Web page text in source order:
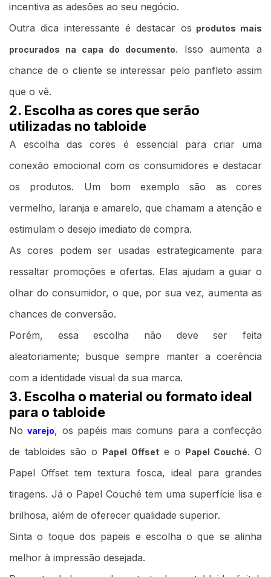
incentiva as adesões ao seu negócio.
Outra dica interessante é destacar os produtos mais
procurados na capa do documento. Isso aumenta a
chance de o cliente se interessar pelo panfleto assim
que o vê.
2. Escolha as cores que serão
utilizadas no tabloide
A escolha das cores é essencial para criar uma
conexão emocional com os consumidores e destacar
os produtos. Um bom exemplo são as cores
vermelho, laranja e amarelo, que chamam a atenção e
estimulam o desejo imediato de compra.
As cores podem ser usadas estrategicamente para
ressaltar promoções e ofertas. Elas ajudam a guiar o
olhar do consumidor, o que, por sua vez, aumenta as
chances de conversão.
Porém, essa escolha não deve ser feita
aleatoriamente; busque sempre manter a coerência
com a identidade visual da sua marca.
3. Escolha o material ou formato ideal
para o tabloide
Novarejo, os papéis mais comuns para a confecção
de tabloides são o Papel Offsete o Papel Couché. O
Papel Offset tem textura fosca, ideal para grandes
tiragens. Já o Papel Couché tem uma superfície lisa e
brilhosa, além de oferecer qualidade superior.
Sinta o toque dos papeis e escolha o que se alinha
melhor à impressão desejada.